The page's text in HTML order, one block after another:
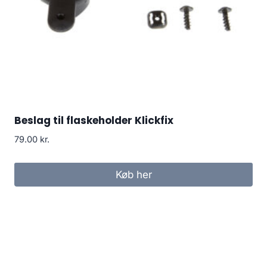
Beslag til flaskeholder Klickfix
79.00 kr.
Køb her